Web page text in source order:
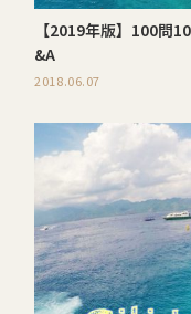
【2019年版】100問
&A
2018.06.07